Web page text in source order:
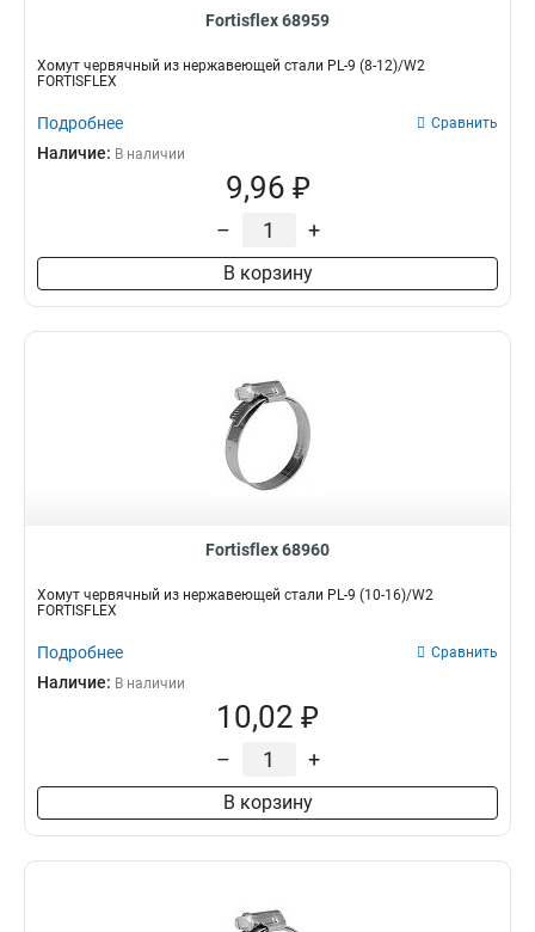
Fortisflex 68959
Хомут червячный из нержавеющей стали PL-9 (8-12)/W2
FORTISFLEX
Подробнее Сравнить
Наличие: В наличии
9,96 ₽
– +
В корзину
Fortisflex 68960
Хомут червячный из нержавеющей стали PL-9 (10-16)/W2
FORTISFLEX
Подробнее Сравнить
Наличие: В наличии
10,02 ₽
– +
В корзину